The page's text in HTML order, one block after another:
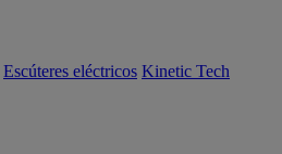
Escúteres eléctricos Kinetic Tech